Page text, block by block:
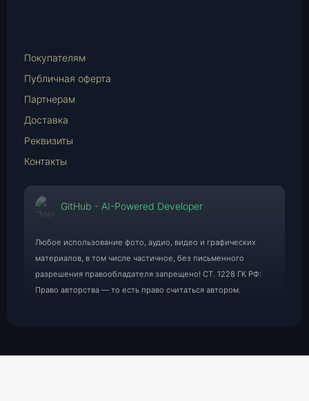
Mail
Покупателям
Публичная оферта
Партнерам
Доставка
Реквизиты
Контакты
GitHub - AI-Powered Developer
Любое использование фото, аудио, видео и графических
материалов, в том числе частичное, без письменного
разрешения правообладателя запрещено! СТ. 1228 ГК РФ:
Право авторства — то есть право считаться автором.